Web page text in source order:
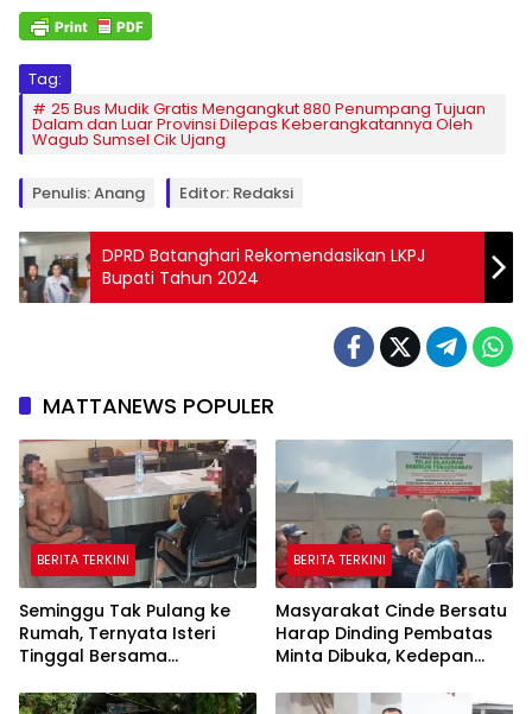
Tag:
25 Bus Mudik Gratis Mengangkut 880 Penumpang Tujuan
Dalam dan Luar Provinsi Dilepas Keberangkatannya Oleh
Wagub Sumsel Cik Ujang
Penulis: Anang Editor: Redaksi
DPRD Batanghari Rekomendasikan LKPJ
Bupati Tahun 2024
MATTANEWS POPULER
BERITA TERKINI
Seminggu Tak Pulang ke
Rumah, Ternyata Isteri
Tinggal Bersama
BERITA TERKINI
Masyarakat Cinde Bersatu
Harap Dinding Pembatas
Minta Dibuka, Kedepan